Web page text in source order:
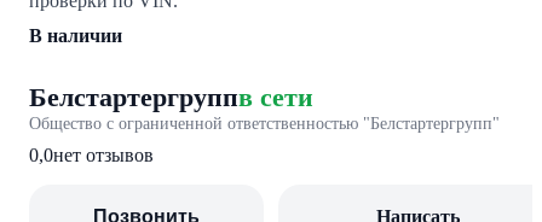
В наличии
Белстартергруппв сети
Общество с ограниченной ответственностью "Белстартергрупп"
0,0нет отзывов
Позвонить Написать